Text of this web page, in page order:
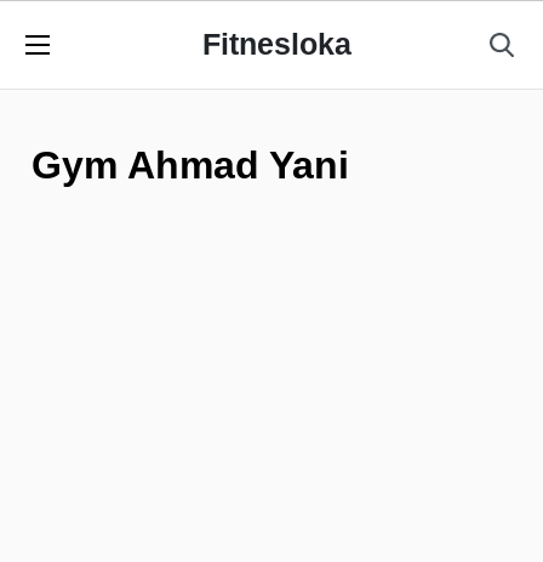
Fitnesloka
Gym Ahmad Yani